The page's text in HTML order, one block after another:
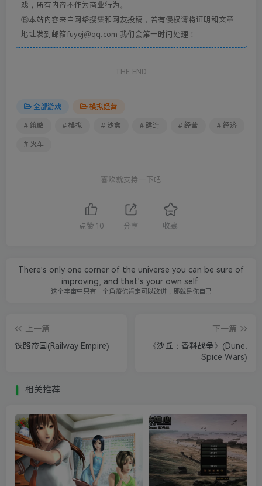
戏，所有内容不作为商业行为。
⑧本站内容来自网络搜集和网友投稿，若有侵权请将证明和文章
地址发到邮箱fuyej@qq.com 我们会第一时间处理！
THE END
全部游戏 模拟经营
# 策略 # 模拟 # 沙盒 # 建造 # 经营 # 经济
# 火车
喜欢就支持一下吧
点赞 10 分享 收藏
There's only one corner of the universe you can be sure of
improving, and that's your own self.
这个宇宙中只有一个角落你肯定可以改进，那就是你自己
上一篇
铁路帝国(Railway Empire)
下一篇
《沙丘：香料战争》(Dune:
Spice Wars)
相关推荐